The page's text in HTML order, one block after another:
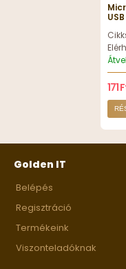
171
Golden IT
Belépés
Regisztráció
Termékeink
Viszonteladóknak